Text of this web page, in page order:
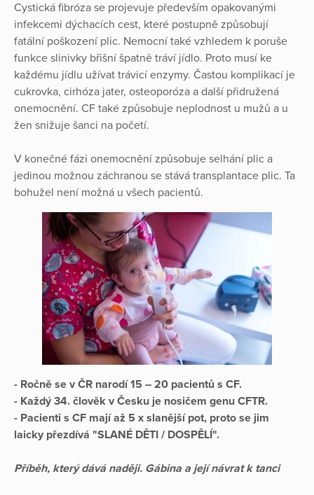
Cystická fibróza se projevuje především opakovanými
infekcemi dýchacích cest, které postupně způsobují
fatální poškození plic. Nemocní také vzhledem k poruše
funkce slinivky břišní špatně tráví jídlo. Proto musí ke
každému jídlu užívat trávicí enzymy. Častou komplikací je
cukrovka, cirhóza jater, osteoporóza a další přidružená
onemocnění. CF také způsobuje neplodnost u mužů a u
žen snižuje šanci na početí.
V konečné fázi onemocnění způsobuje selhání plic a
jedinou možnou záchranou se stává transplantace plic. Ta
bohužel není možná u všech pacientů.
- Ročně se v ČR narodí 15 – 20 pacientů s CF.
- Každý 34. člověk v Česku je nosičem genu CFTR.
- Pacienti s CF mají až 5 x slanější pot, proto se jim
laicky přezdívá "SLANÉ DĚTI / DOSPĚLÍ".
Příběh, který dává naději. Gábina a její návrat k tanci